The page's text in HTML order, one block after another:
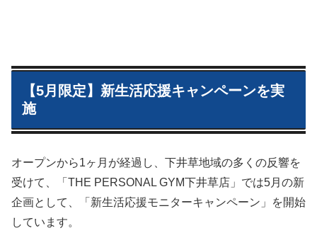
【5月限定】新生活応援キャンペーンを実
施
オープンから1ヶ月が経過し、下井草地域の多くの反響を
受けて、「THE PERSONAL GYM下井草店」では5月の新
企画として、「新生活応援モニターキャンペーン」を開始
しています。